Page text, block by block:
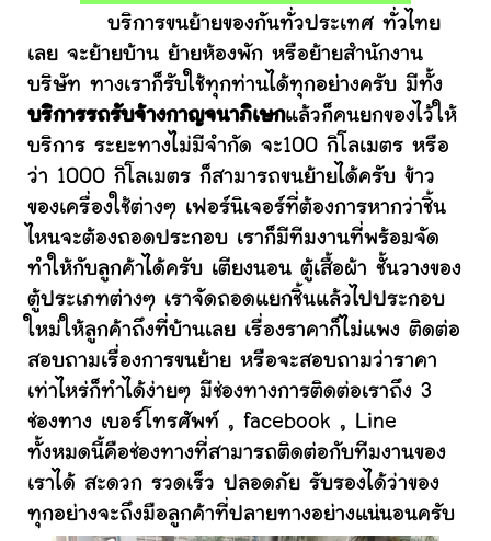
บริการขนย้ายของกันทั่วประเทศ ทั่วไทย
เลย จะย้ายบ้าน ย้ายห้องพัก หรือย้ายสำนักงาน
บริษัท ทางเราก็รับใช้ทุกท่านได้ทุกอย่างครับ มีทั้ง
บริการรถรับจ้างกาญจนาภิเษกแล้วก็คนยกของไว้ให้
บริการ ระยะทางไม่มีจำกัด จะ100 กิโลเมตร หรือ
ว่า 1000 กิโลเมตร ก็สามารถขนย้ายได้ครับ ข้าว
ของเครื่องใช้ต่างๆ เฟอร์นิเจอร์ที่ต้องการหากว่าชิ้น
ไหนจะต้องถอดประกอบ เราก็มีทีมงานที่พร้อมจัด
ทำให้กับลูกค้าได้ครับ เตียงนอน ตู้เสื้อผ้า ชั้นวางของ
ตู้ประเภทต่างๆ เราจัดถอดแยกชิ้นแล้วไปประกอบ
ใหม่ให้ลูกค้าถึงที่บ้านเลย เรื่องราคาก็ไม่แพง ติดต่อ
สอบถามเรื่องการขนย้าย หรือจะสอบถามว่าราคา
เท่าไหร่ก็ทำได้ง่ายๆ มีช่องทางการติดต่อเราถึง 3
ช่องทาง เบอร์โทรศัพท์ , facebook , Line
ทั้งหมดนี้คือช่องทางที่สามารถติดต่อกับทีมงานของ
เราได้ สะดวก รวดเร็ว ปลอดภัย รับรองได้ว่าของ
ทุกอย่างจะถึงมือลูกค้าที่ปลายทางอย่างแน่นอนครับ